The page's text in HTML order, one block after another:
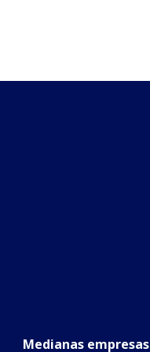
Medianas empresas